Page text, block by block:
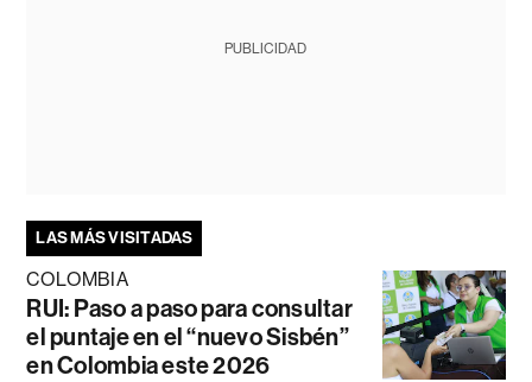
PUBLICIDAD
LAS MÁS VISITADAS
COLOMBIA
RUI: Paso a paso para consultar
el puntaje en el “nuevo Sisbén”
en Colombia este 2026